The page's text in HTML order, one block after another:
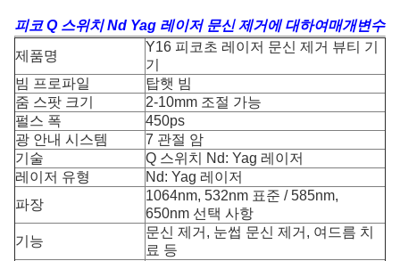
피코 Q 스위치 Nd Yag 레이저 문신 제거에 대하여매개변수
제품명
Y16 피코초 레이저 문신 제거 뷰티 기
기
빔 프로파일
탑햇 빔
줌 스팟 크기
2-10mm 조절 가능
펄스 폭
450ps
광 안내 시스템
7 관절 암
기술
Q 스위치 Nd: Yag 레이저
레이저 유형
Nd: Yag 레이저
파장
1064nm, 532nm 표준 / 585nm,
650nm 선택 사항
기능
문신 제거, 눈썹 문신 제거, 여드름 치
료 등